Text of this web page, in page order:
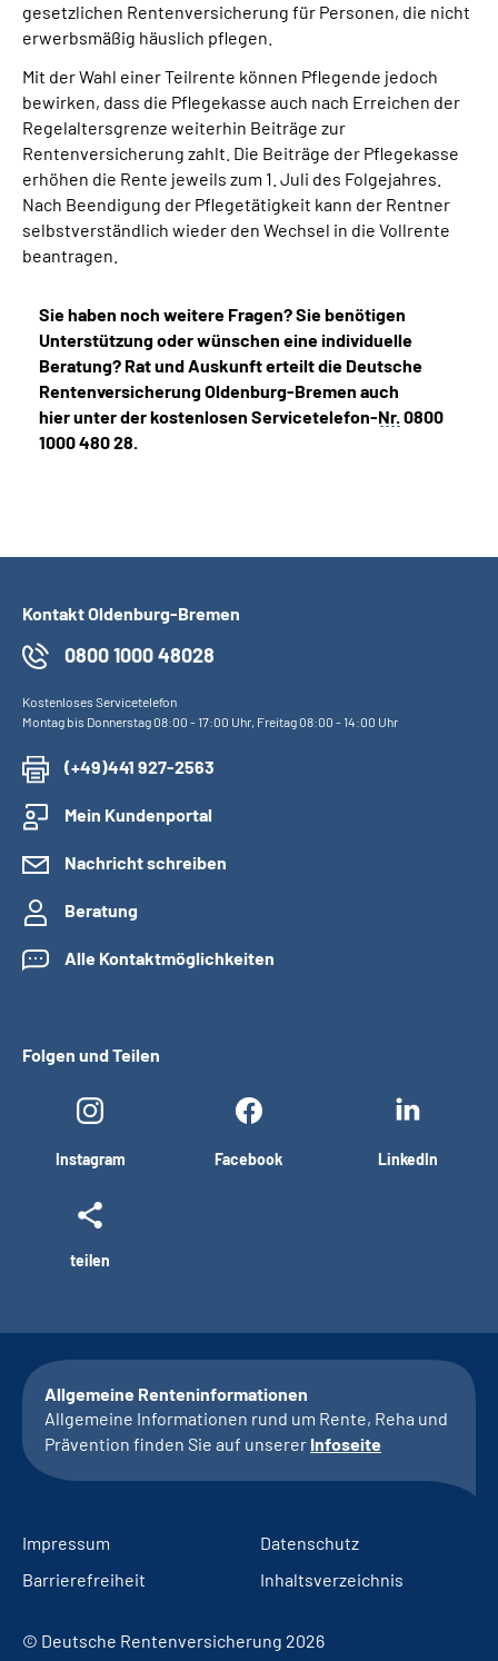
gesetzlichen Rentenversicherung für Personen, die nicht
erwerbsmäßig häuslich pflegen.
Mit der Wahl einer Teilrente können Pflegende jedoch
bewirken, dass die Pflegekasse auch nach Erreichen der
Regelaltersgrenze weiterhin Beiträge zur
Rentenversicherung zahlt. Die Beiträge der Pflegekasse
erhöhen die Rente jeweils zum 1. Juli des Folgejahres.
Nach Beendigung der Pflegetätigkeit kann der Rentner
selbstverständlich wieder den Wechsel in die Vollrente
beantragen.
Sie haben noch weitere Fragen? Sie benötigen
Unterstützung oder wünschen eine individuelle
Beratung? Rat und Auskunft erteilt die Deutsche
Rentenversicherung Oldenburg-Bremen auch
hier unter der kostenlosen Servicetelefon-Nr.0800
1000 480 28.
Kontakt Oldenburg-Bremen
0800 1000 48028
Kostenloses Servicetelefon
Montag bis Donnerstag 08:00 - 17:00 Uhr, Freitag 08:00 - 14:00 Uhr
(+49)441 927-2563
Mein Kundenportal
Nachricht schreiben
Beratung
Alle Kontaktmöglichkeiten
Folgen und Teilen
Instagram Facebook LinkedIn
teilen
Allgemeine Renteninformationen
Allgemeine Informationen rund um Rente, Reha und
Prävention finden Sie auf unserer Infoseite
Impressum
Datenschutz
Barrierefreiheit
Inhaltsverzeichnis
© Deutsche Rentenversicherung 2026